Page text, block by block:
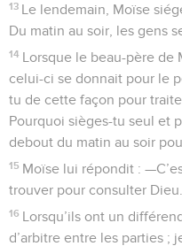
13 Le lendemain, Moïse
Du matin au soir, les gens
14 Lorsque le beau-père de
celui-ci se donnait pour le
tu de cette façon pour
Pourquoi sièges-tu seul et
debout du matin au soir
15 Moïse lui répondit :
trouver pour consulter Dieu.
16 Lorsqu’ils ont un
d’arbitre entre les parties ;